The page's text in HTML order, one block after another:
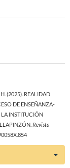
(2025). REALIDAD
DE ENSEÑANZA-
LA INSTITUCIÓN
Revista